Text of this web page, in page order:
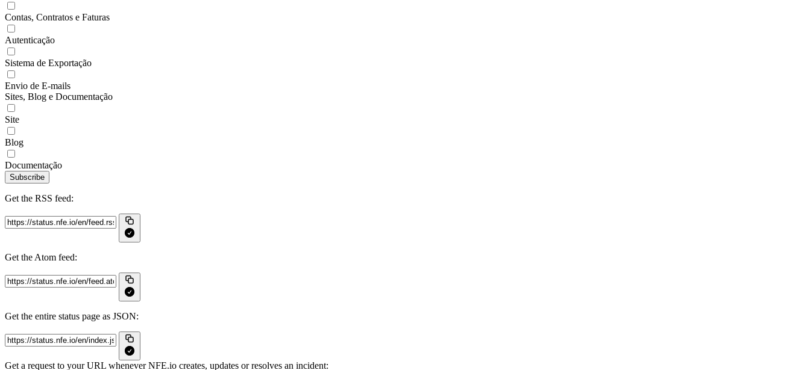
Contas, Contratos e Faturas
Autenticação
Sistema de Exportação
Envio de E-mails
Sites, Blog e Documentação
Site
Blog
Documentação
Subscribe
Get the RSS feed:
Get the Atom feed:
Get the entire status page as JSON:
Get a request to your URL whenever NFE.io creates, updates or resolves an incident: